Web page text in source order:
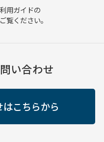
用ガイドの
覧ください。
い合わせ
こちらから